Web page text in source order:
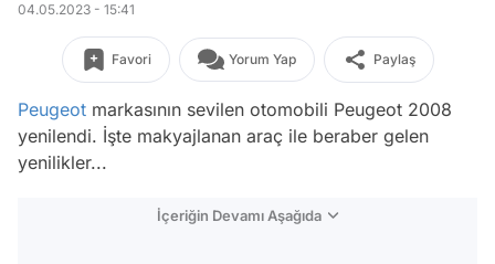
04.05.2023 - 15:41
Favori Yorum Yap Paylaş
Peugeot markasının sevilen otomobili Peugeot 2008
yenilendi. İşte makyajlanan araç ile beraber gelen
yenilikler...
İçeriğin Devamı Aşağıda